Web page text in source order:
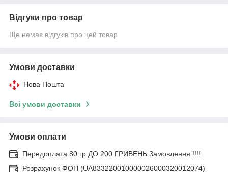
Відгуки про товар
Ще немає відгуків про цей товар
Умови доставки
Нова Пошта
Всі умови доставки
Умови оплати
Передоплата 80 гр ДО 200 ГРИВЕНЬ Замовлення !!!!
Розрахунок ФОП (UA833220010000026000320012074)